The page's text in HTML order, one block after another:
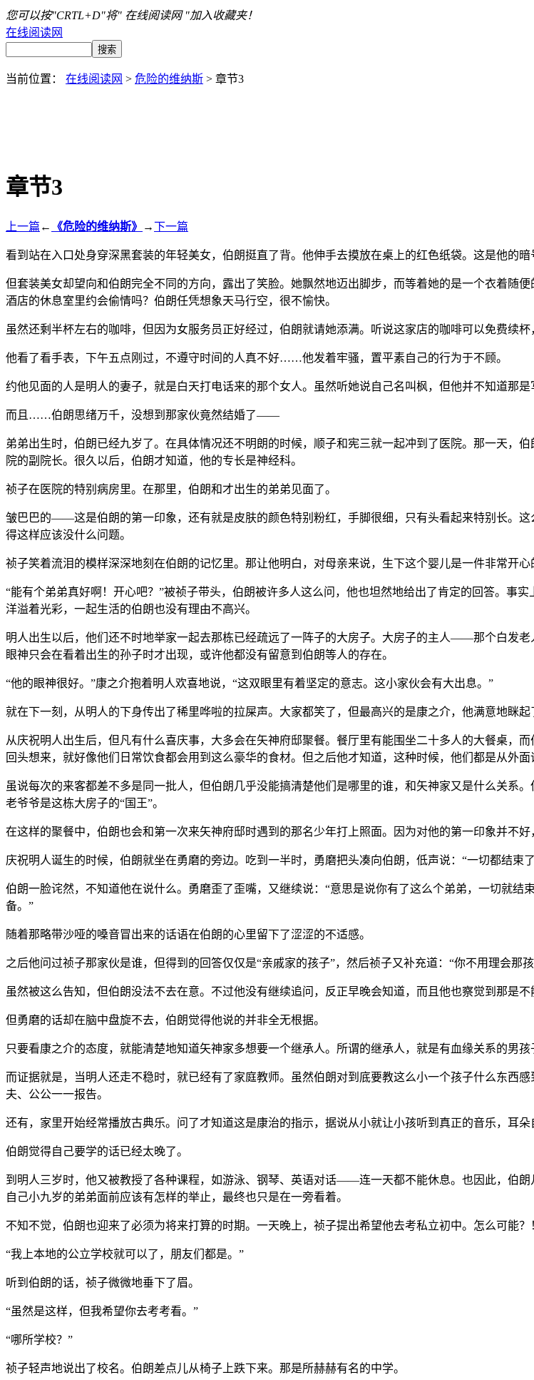
您可以按"CRTL+D"将" 在线阅读网 "加入收藏夹！
在线阅读网
当前位置： 在线阅读网 > 危险的维纳斯 > 章节3
章节3
上一篇 ← 《危险的维纳斯》 →下一篇
看到站在入口处身穿深黑套装的年轻美女，伯朗挺直了背。他伸手去摸放在桌上的红色纸袋。这是他的暗
但套装美女却望向和伯朗完全不同的方向，露出了笑脸。她飘然地迈出脚步，而等着她的是一个衣着随
酒店的休息室里约会偷情吗？伯朗任凭想象天马行空，很不愉快。
虽然还剩半杯左右的咖啡，但因为女服务员正好经过，伯朗就请她添满。听说这家店的咖啡可以免费续杯
他看了看手表，下午五点刚过，不遵守时间的人真不好……他发着牢骚，置平素自己的行为于不顾。
约他见面的人是明人的妻子，就是白天打电话来的那个女人。虽然听她说自己名叫枫，但他并不知道那是
而且……伯朗思绪万千，没想到那家伙竟然结婚了——
弟弟出生时，伯朗已经九岁了。在具体情况还不明朗的时候，顺子和宪三就一起冲到了医院。那一天，
院的副院长。很久以后，伯朗才知道，他的专长是神经科。
祯子在医院的特别病房里。在那里，伯朗和才出生的弟弟见面了。
皱巴巴的——这是伯朗的第一印象，还有就是皮肤的颜色特别粉红，手脚很细，只有头看起来特别长。
得这样应该没什么问题。
祯子笑着流泪的模样深深地刻在伯朗的记忆里。那让他明白，对母亲来说，生下这个婴儿是一件非常开心
“能有个弟弟真好啊！开心吧？”被祯子带头，伯朗被许多人这么问，他也坦然地给出了肯定的回答。事
洋溢着光彩，一起生活的伯朗也没有理由不高兴。
明人出生以后，他们还不时地举家一起去那栋已经疏远了一阵子的大房子。大房子的主人——那个白发
眼神只会在看着出生的孙子时才出现，或许他都没有留意到伯朗等人的存在。
“他的眼神很好。”康之介抱着明人欢喜地说，“这双眼里有着坚定的意志。这小家伙会有大出息。”
就在下一刻，从明人的下身传出了稀里哗啦的拉屎声。大家都笑了，但最高兴的是康之介，他满意地眯起
从庆祝明人出生后，但凡有什么喜庆事，大多会在矢神府邸聚餐。餐厅里有能围坐二十多人的大餐桌，
回头想来，就好像他们日常饮食都会用到这么豪华的食材。但之后他才知道，这种时候，他们都是从外面
虽说每次的来客都差不多是同一批人，但伯朗几乎没能搞清楚他们是哪里的谁，和矢神家又是什么关系
老爷爷是这栋大房子的“国王”。
在这样的聚餐中，伯朗也会和第一次来矢神府邸时遇到的那名少年打上照面。因为对他的第一印象并不
庆祝明人诞生的时候，伯朗就坐在勇磨的旁边。吃到一半时，勇磨把头凑向伯朗，低声说：“一切都结束
伯朗一脸诧然，不知道他在说什么。勇磨歪了歪嘴，又继续说：“意思是说你有了这么个弟弟，一切就
备。”
随着那略带沙哑的嗓音冒出来的话语在伯朗的心里留下了涩涩的不适感。
之后他问过祯子那家伙是谁，但得到的回答仅仅是“亲戚家的孩子”，然后祯子又补充道：“你不用理会那
虽然被这么告知，但伯朗没法不去在意。不过他没有继续追问，反正早晚会知道，而且他也察觉到那是不
但勇磨的话却在脑中盘旋不去，伯朗觉得他说的并非全无根据。
只要看康之介的态度，就能清楚地知道矢神家多想要一个继承人。所谓的继承人，就是有血缘关系的男孩
而证据就是，当明人还走不稳时，就已经有了家庭教师。虽然伯朗对到底要教这么小一个孩子什么东西
夫、公公一一报告。
还有，家里开始经常播放古典乐。问了才知道这是康治的指示，据说从小就让小孩听到真正的音乐，耳朵
伯朗觉得自己要学的话已经太晚了。
到明人三岁时，他又被教授了各种课程，如游泳、钢琴、英语对话——连一天都不能休息。也因此，伯
自己小九岁的弟弟面前应该有怎样的举止，最终也只是在一旁看着。
不知不觉，伯朗也迎来了必须为将来打算的时期。一天晚上，祯子提出希望他去考私立初中。怎么可能？
“我上本地的公立学校就可以了，朋友们都是。”
听到伯朗的话，祯子微微地垂下了眉。
“虽然是这样，但我希望你去考考看。”
“哪所学校？”
祯子轻声地说出了校名。伯朗差点儿从椅子上跌下来。那是所赫赫有名的中学。